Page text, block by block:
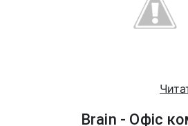
Brain - Офіс